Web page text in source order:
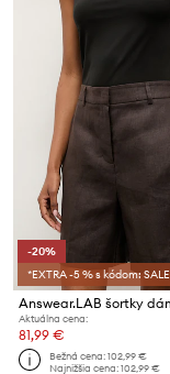
-20%
*EXTRA -5 % s kódom: SALE
Aktuálna cena:
81,99 €
Bežná cena:102,99 €
Najnižšia cena:102,99 €